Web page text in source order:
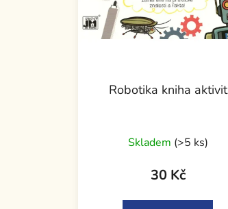
Robotika kniha aktivit
Skladem (>5 ks)
30 Kč